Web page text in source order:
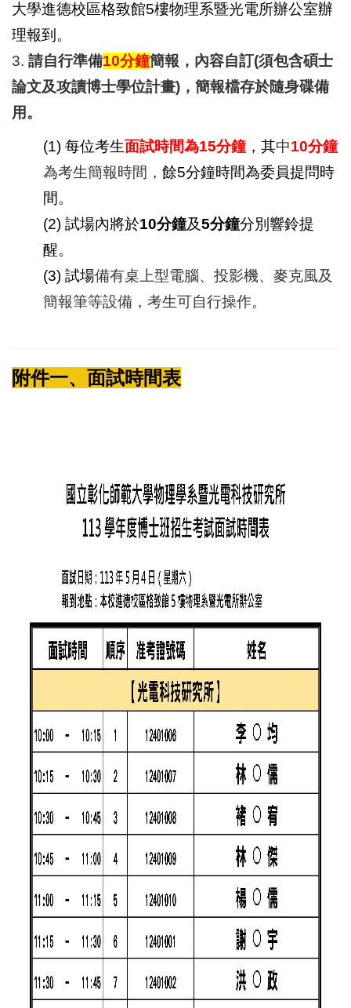
大學進德校區格致館5樓物理系暨光電所辦公室辦
理報到。
3. 請自行準備10分鐘簡報，內容自訂(須包含碩士
論文及攻讀博士學位計畫)，簡報檔存於隨身碟備
用。
(1) 每位考生面試時間為15分鐘，其中10分鐘
為考生簡報時間， 餘5分鐘時間為委員提問時
間。
(2) 試場內將於10分鐘及5分鐘分別響鈴提
醒。
(3) 試場備有桌上型電腦、投影機、麥克風及
簡報筆等設備，考生可自行操作。
附件一、面試時間表